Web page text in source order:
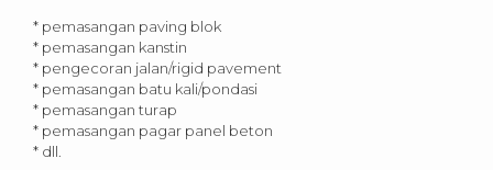
* pemasangan paving blok
* pemasangan kanstin
* pengecoran jalan/rigid pavement
* pemasangan batu kali/pondasi
* pemasangan turap
* pemasangan pagar panel beton
* dll.